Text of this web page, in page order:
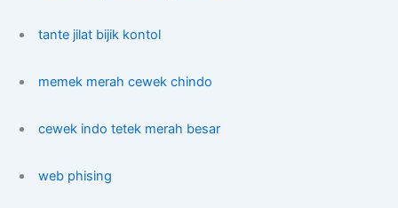
tante jilat bijik kontol
memek merah cewek chindo
cewek indo tetek merah besar
web phising